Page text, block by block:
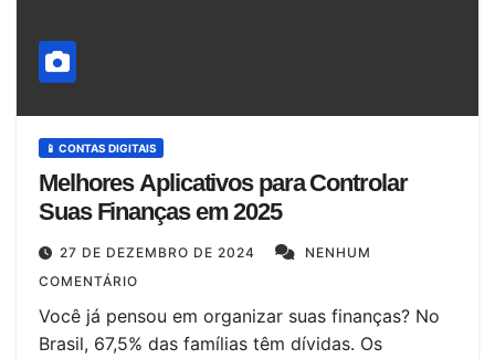
📱 CONTAS DIGITAIS
Melhores Aplicativos para Controlar
Suas Finanças em 2025
27 DE DEZEMBRO DE 2024
NENHUM
COMENTÁRIO
Você já pensou em organizar suas finanças? No
Brasil, 67,5% das famílias têm dívidas. Os